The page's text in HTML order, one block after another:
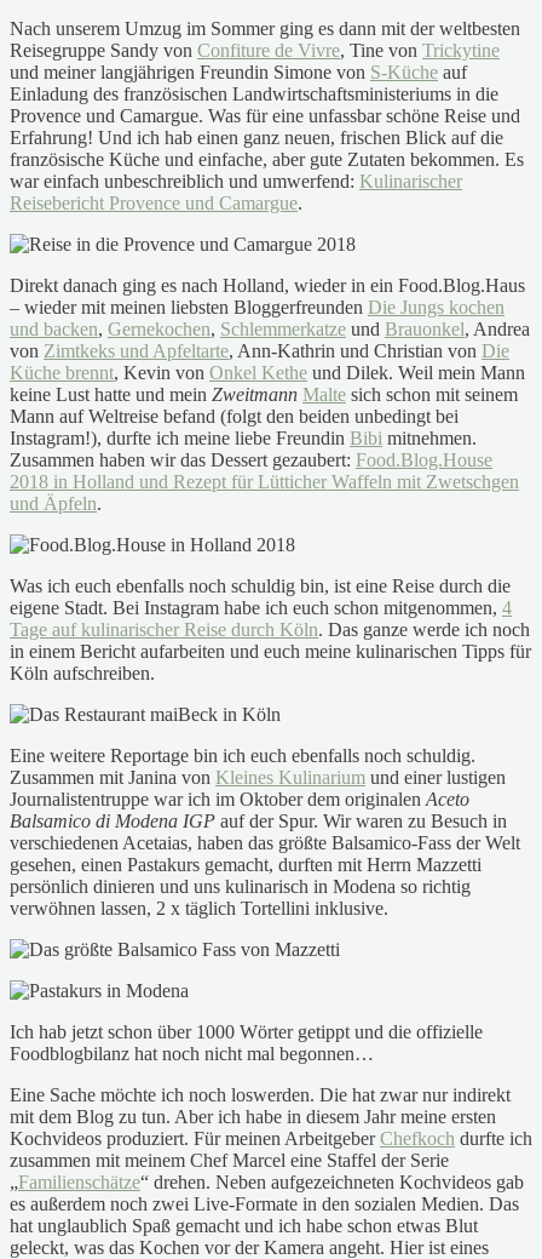
Nach unserem Umzug im Sommer ging es dann mit der weltbesten
Reisegruppe Sandy von Confiture de Vivre, Tine von Trickytine
und meiner langjährigen Freundin Simone von S-Küche auf
Einladung des französischen Landwirtschaftsministeriums in die
Provence und Camargue. Was für eine unfassbar schöne Reise und
Erfahrung! Und ich hab einen ganz neuen, frischen Blick auf die
französische Küche und einfache, aber gute Zutaten bekommen. Es
war einfach unbeschreiblich und umwerfend: Kulinarischer
Reisebericht Provence und Camargue.
Direkt danach ging es nach Holland, wieder in ein Food.Blog.Haus
– wieder mit meinen liebsten Bloggerfreunden Die Jungs kochen
und backen, Gernekochen, Schlemmerkatze und Brauonkel, Andrea
von Zimtkeks und Apfeltarte, Ann-Kathrin und Christian von Die
Küche brennt, Kevin von Onkel Kethe und Dilek. Weil mein Mann
keine Lust hatte und mein Zweitmann Malte sich schon mit seinem
Mann auf Weltreise befand (folgt den beiden unbedingt bei
Instagram!), durfte ich meine liebe Freundin Bibi mitnehmen.
Zusammen haben wir das Dessert gezaubert: Food.Blog.House
2018 in Holland und Rezept für Lütticher Waffeln mit Zwetschgen
und Äpfeln.
Was ich euch ebenfalls noch schuldig bin, ist eine Reise durch die
eigene Stadt. Bei Instagram habe ich euch schon mitgenommen, 4
Tage auf kulinarischer Reise durch Köln. Das ganze werde ich noch
in einem Bericht aufarbeiten und euch meine kulinarischen Tipps für
Köln aufschreiben.
Eine weitere Reportage bin ich euch ebenfalls noch schuldig.
Zusammen mit Janina von Kleines Kulinarium und einer lustigen
Journalistentruppe war ich im Oktober dem originalen Aceto
Balsamico di Modena IGP auf der Spur. Wir waren zu Besuch in
verschiedenen Acetaias, haben das größte Balsamico-Fass der Welt
gesehen, einen Pastakurs gemacht, durften mit Herrn Mazzetti
persönlich dinieren und uns kulinarisch in Modena so richtig
verwöhnen lassen, 2 x täglich Tortellini inklusive.
Ich hab jetzt schon über 1000 Wörter getippt und die offizielle
Foodblogbilanz hat noch nicht mal begonnen…
Eine Sache möchte ich noch loswerden. Die hat zwar nur indirekt
mit dem Blog zu tun. Aber ich habe in diesem Jahr meine ersten
Kochvideos produziert. Für meinen ArbeitgeberChefkoch durfte ich
zusammen mit meinem Chef Marcel eine Staffel der Serie
„Familienschätze“ drehen. Neben aufgezeichneten Kochvideos gab
es außerdem noch zwei Live-Formate in den sozialen Medien. Das
hat unglaublich Spaß gemacht und ich habe schon etwas Blut
geleckt, was das Kochen vor der Kamera angeht. Hier ist eines